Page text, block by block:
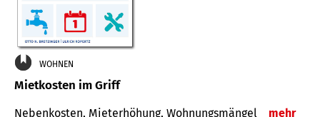
WOHNEN
Mietkosten im Griff
Nebenkosten, Mieterhöhung, Wohnungsmängel mehr